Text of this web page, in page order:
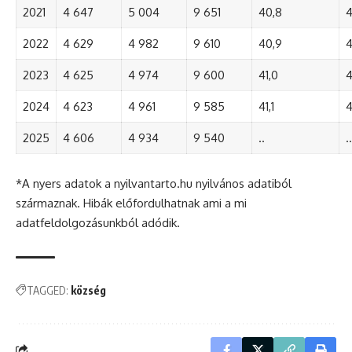
2021 4 647 5 004 9 651 40,8
2022 4 629 4 982 9 610 40,9
2023 4 625 4 974 9 600 41,0
2024 4 623 4 961 9 585 41,1
2025 4 606 4 934 9 540 .. ..
*A nyers adatok a nyilvantarto.hu nyilvános adatiból
származnak. Hibák előfordulhatnak ami a mi
adatfeldolgozásunkból adódik.
TAGGED: község